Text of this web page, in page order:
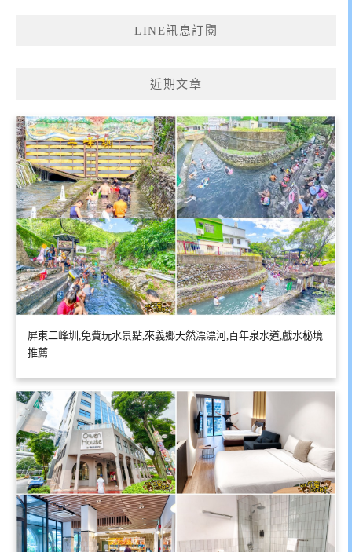
LINE訊息訂閱
近期文章
屏東二峰圳,免費玩水景點,來義鄉天然漂漂河,百年泉水道,戲水秘境
推薦